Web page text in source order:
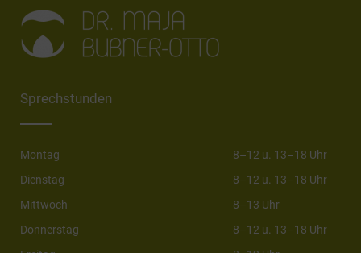
Sprechstunden
Montag
8–12 u. 13–18 Uhr
Dienstag
8–12 u. 13–18 Uhr
Mittwoch
8–13 Uhr
Donnerstag
8–12 u. 13–18 Uhr